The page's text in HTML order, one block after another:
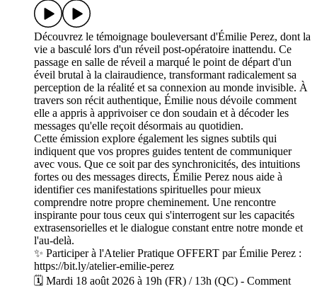
Découvrez le témoignage bouleversant d'Émilie Perez, dont la
vie a basculé lors d'un réveil post-opératoire inattendu. Ce
passage en salle de réveil a marqué le point de départ d'un
éveil brutal à la clairaudience, transformant radicalement sa
perception de la réalité et sa connexion au monde invisible. À
travers son récit authentique, Émilie nous dévoile comment
elle a appris à apprivoiser ce don soudain et à décoder les
messages qu'elle reçoit désormais au quotidien.
Cette émission explore également les signes subtils qui
indiquent que vos propres guides tentent de communiquer
avec vous. Que ce soit par des synchronicités, des intuitions
fortes ou des messages directs, Émilie Perez nous aide à
identifier ces manifestations spirituelles pour mieux
comprendre notre propre cheminement. Une rencontre
inspirante pour tous ceux qui s'interrogent sur les capacités
extrasensorielles et le dialogue constant entre notre monde et
l'au-delà.
✨ Participer à l'Atelier Pratique OFFERT par Émilie Perez :
https://bit.ly/atelier-emilie-perez
🗓️ Mardi 18 août 2026 à 19h (FR) / 13h (QC) - Comment